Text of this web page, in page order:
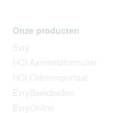
Onze producten
Evry
HCI Aanmeldformulier
HCI Cliëntenportaal
EvryBeeldbellen
EvryOnline